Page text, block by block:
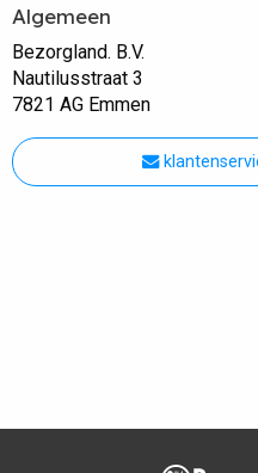
Algemeen
Bezorgland. B.V.
Nautilusstraat 3
7821 AG Emmen